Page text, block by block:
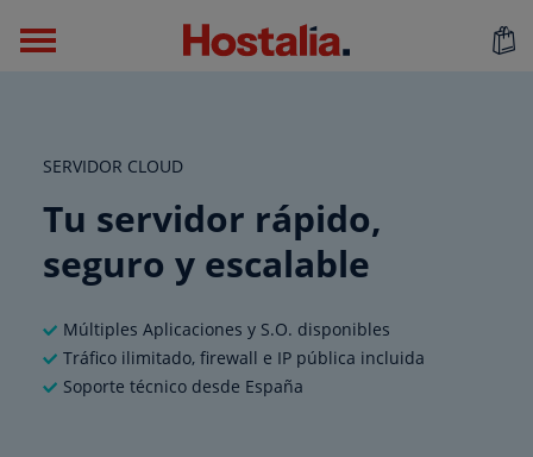
SERVIDOR CLOUD
Tu servidor rápido,
seguro y escalable
Múltiples Aplicaciones y S.O. disponibles
Tráfico ilimitado, firewall e IP pública incluida
Soporte técnico desde España